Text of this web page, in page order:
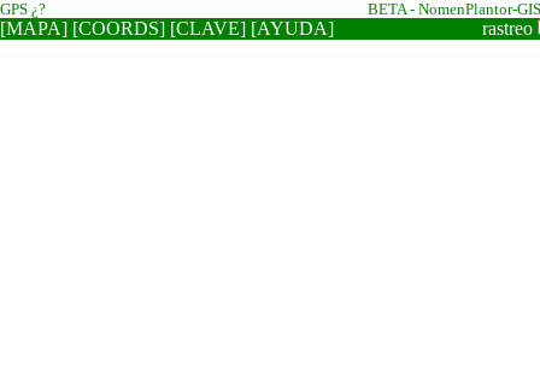
BETA - NomenPlantor-
GPS ¿?
[MAPA] [COORDS] [CLAVE] [AYUDA] rastreo